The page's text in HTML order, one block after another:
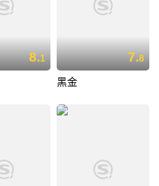
8.1 7.8
黑金